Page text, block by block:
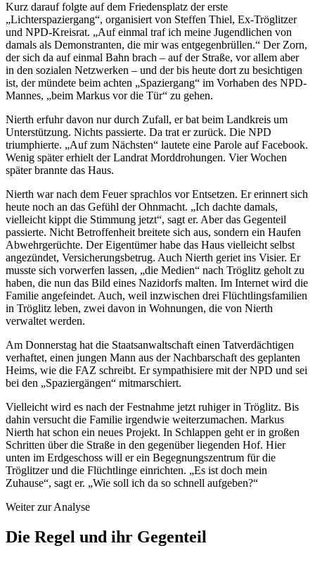
Kurz darauf folgte auf dem Friedensplatz der erste
„Lichterspaziergang“, organisiert von Steffen Thiel, Ex-Tröglitzer
und NPD-Kreisrat. „Auf einmal traf ich meine Jugendlichen von
damals als Demonstranten, die mir was entgegenbrüllen.“ Der Zorn,
der sich da auf einmal Bahn brach – auf der Straße, vor allem aber
in den sozialen Netzwerken – und der bis heute dort zu besichtigen
ist, der mündete beim achten „Spaziergang“ im Vorhaben des NPD-
Mannes, „beim Markus vor die Tür“ zu gehen.
Nierth erfuhr davon nur durch Zufall, er bat beim Landkreis um
Unterstützung. Nichts passierte. Da trat er zurück. Die NPD
triumphierte. „Auf zum Nächsten“ lautete eine Parole auf Facebook.
Wenig später erhielt der Landrat Morddrohungen. Vier Wochen
später brannte das Haus.
Nierth war nach dem Feuer sprachlos vor Entsetzen. Er erinnert sich
heute noch an das Gefühl der Ohnmacht. „Ich dachte damals,
vielleicht kippt die Stimmung jetzt“, sagt er. Aber das Gegenteil
passierte. Nicht Betroffenheit breitete sich aus, sondern ein Haufen
Abwehrgerüchte. Der Eigentümer habe das Haus vielleicht selbst
angezündet, Versicherungsbetrug. Auch Nierth geriet ins Visier. Er
musste sich vorwerfen lassen, „die Medien“ nach Tröglitz geholt zu
haben, die nun das Bild eines Nazidorfs malten. Im Internet wird die
Familie angefeindet. Auch, weil inzwischen drei Flüchtlingsfamilien
in Tröglitz leben, zwei davon in Wohnungen, die von Nierth
verwaltet werden.
Am Donnerstag hat die Staatsanwaltschaft einen Tatverdächtigen
verhaftet, einen jungen Mann aus der Nachbarschaft des geplanten
Heims, wie die FAZ schreibt. Er sympathisiere mit der NPD und sei
bei den „Spaziergängen“ mitmarschiert.
Vielleicht wird es nach der Festnahme jetzt ruhiger in Tröglitz. Bis
dahin versucht die Familie irgendwie weiterzumachen. Markus
Nierth hat schon ein neues Projekt. In Schlappen geht er in großen
Schritten über die Straße in den gegenüber liegenden Hof. Hier
unten im Erdgeschoss will er ein Begegnungszentrum für die
Tröglitzer und die Flüchtlinge einrichten. „Es ist doch mein
Zuhause“, sagt er. „Wie soll ich da so schnell aufgeben?“
Weiter zur Analyse
Die Regel und ihr Gegenteil